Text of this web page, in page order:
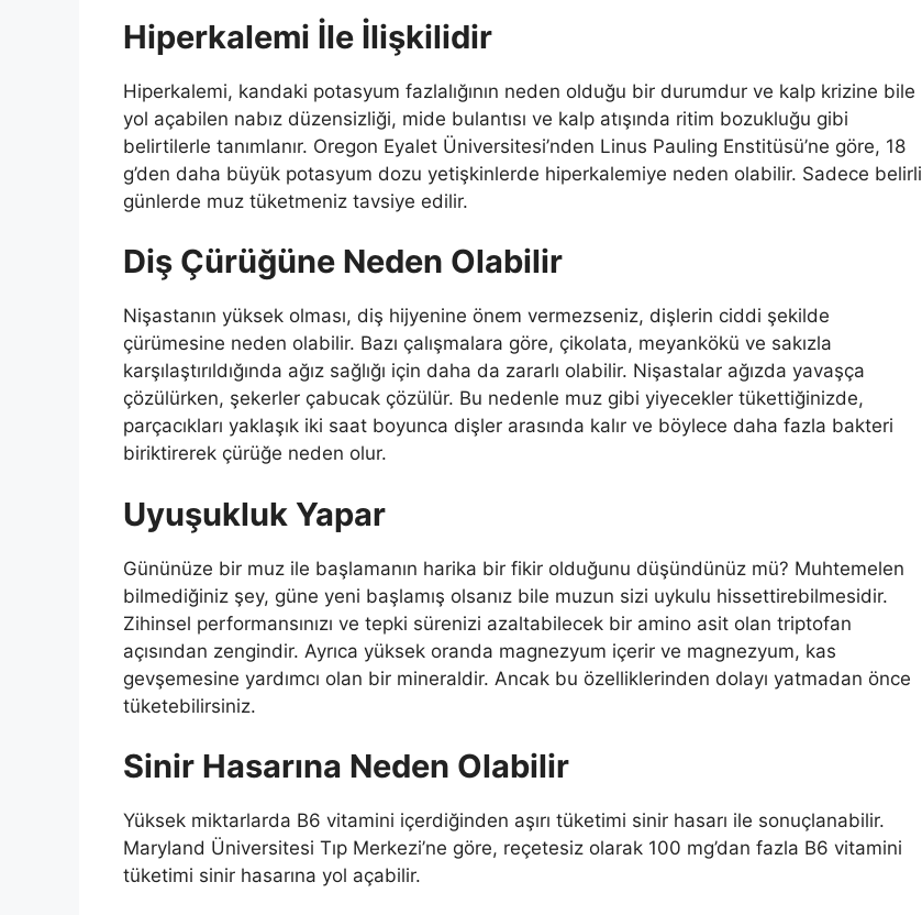
Hiperkalemi İle İlişkilidir
Hiperkalemi, kandaki potasyum fazlalığının neden olduğu bir durumdur ve kalp krizine bile
yol açabilen nabız düzensizliği, mide bulantısı ve kalp atışında ritim bozukluğu gibi
belirtilerle tanımlanır. Oregon Eyalet Üniversitesi’nden Linus Pauling Enstitüsü’ne göre, 18
g’den daha büyük potasyum dozu yetişkinlerde hiperkalemiye neden olabilir. Sadece belirli
günlerde muz tüketmeniz tavsiye edilir.
Diş Çürüğüne Neden Olabilir
Nişastanın yüksek olması, diş hijyenine önem vermezseniz, dişlerin ciddi şekilde
çürümesine neden olabilir. Bazı çalışmalara göre, çikolata, meyankökü ve sakızla
karşılaştırıldığında ağız sağlığı için daha da zararlı olabilir. Nişastalar ağızda yavaşça
çözülürken, şekerler çabucak çözülür. Bu nedenle muz gibi yiyecekler tükettiğinizde,
parçacıkları yaklaşık iki saat boyunca dişler arasında kalır ve böylece daha fazla bakteri
biriktirerek çürüğe neden olur.
Uyuşukluk Yapar
Gününüze bir muz ile başlamanın harika bir fikir olduğunu düşündünüz mü? Muhtemelen
bilmediğiniz şey, güne yeni başlamış olsanız bile muzun sizi uykulu hissettirebilmesidir.
Zihinsel performansınızı ve tepki sürenizi azaltabilecek bir amino asit olan triptofan
açısından zengindir. Ayrıca yüksek oranda magnezyum içerir ve magnezyum, kas
gevşemesine yardımcı olan bir mineraldir. Ancak bu özelliklerinden dolayı yatmadan önce
tüketebilirsiniz.
Sinir Hasarına Neden Olabilir
Yüksek miktarlarda B6 vitamini içerdiğinden aşırı tüketimi sinir hasarı ile sonuçlanabilir.
Maryland Üniversitesi Tıp Merkezi’ne göre, reçetesiz olarak 100 mg’dan fazla B6 vitamini
tüketimi sinir hasarına yol açabilir.